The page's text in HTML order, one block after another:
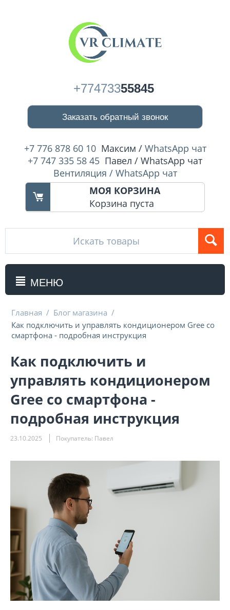
+77473355845
Заказать обратный звонок
+7 776 878 60 10 Максим / WhatsApp чат
+7 747 335 58 45 Павел / WhatsApp чат
Вентиляция / WhatsApp чат
МОЯ КОРЗИНА
Корзина пуста
МЕНЮ
Главная / Блог магазина /
Как подключить и управлять кондиционером Gree со
смартфона - подробная инструкция
Как подключить и
управлять кондиционером
Gree со смартфона -
подробная инструкция
23.10.2025 Покупатель: Павел